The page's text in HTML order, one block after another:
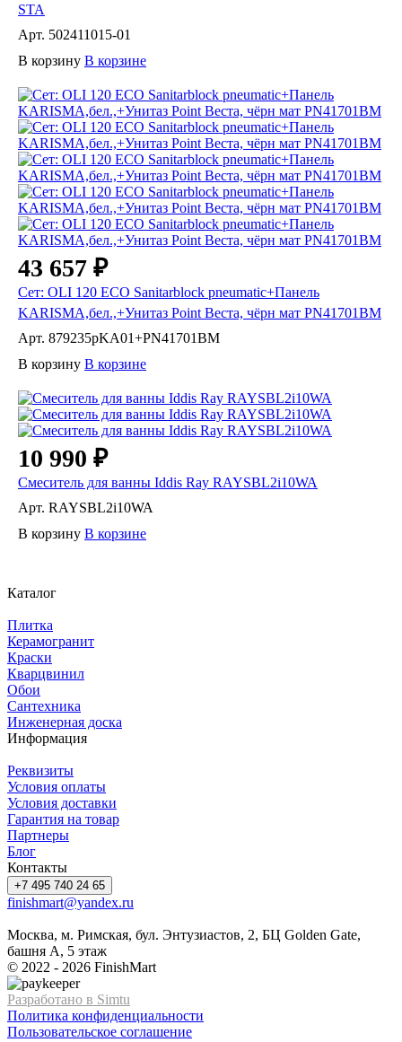
STA
Арт. 502411015-01
В корзину В корзине
43 657 ₽
Сет: OLI 120 ECO Sanitarblock pneumatic+Панель
KARISMA,бел.,+Унитаз Point Веста, чёрн мат PN41701BM
Арт. 879235pKA01+PN41701BM
В корзину В корзине
10 990 ₽
Смеситель для ванны Iddis Ray RAYSBL2i10WA
Арт. RAYSBL2i10WA
В корзину В корзине
Каталог
Плитка
Керамогранит
Краски
Кварцвинил
Обои
Сантехника
Инженерная доска
Информация
Реквизиты
Условия оплаты
Условия доставки
Гарантия на товар
Партнеры
Блог
Контакты
+7 495 740 24 65
finishmart@yandex.ru
Москва, м. Римская, бул. Энтузиастов, 2, БЦ Golden Gate,
башня А, 5 этаж
© 2022 - 2026 FinishMart
Разработано в Simtu
Политика конфиденциальности
Пользовательское соглашение